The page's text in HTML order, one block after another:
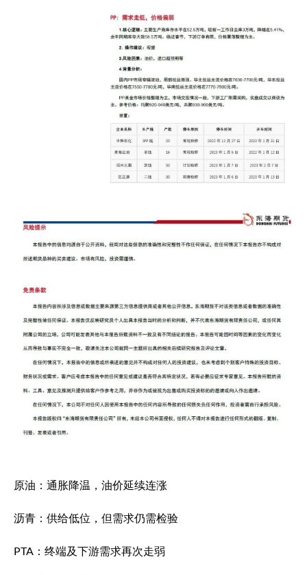
原油：通胀降温，油价延续连涨
沥青：供给低位，但需求仍需检验
PTA：终端及下游需求再次走弱